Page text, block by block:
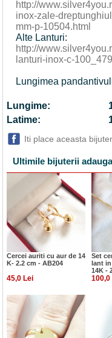
http://
inox-zale-
mm-p-10504.html
Alte Lanturi:
http://
lanturi-inox-c-
Lungimea
Lungime:
Latime:
Iti place aceasta
Ultimile bijuterii
Cercei auriti cu aur de 14
K- 2.2 cm - AB204
Set
lant
14K -
45,0 Lei 100,0